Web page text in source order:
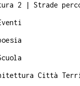
2 | Strade
Città